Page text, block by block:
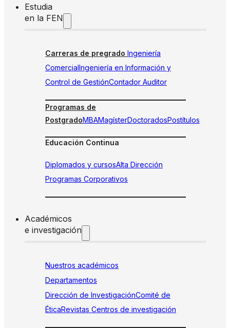
Estudia
en la FEN
Carreras de pregrado Ingeniería
ComercialIngeniería en Información y
Control de GestiónContador Auditor
Programas de
PostgradoMBAMagísterDoctoradosPostítulos
Educación Continua
Diplomados y cursosAlta Dirección
Programas Corporativos
Académicos
e investigación
Nuestros académicos
Departamentos
Dirección de InvestigaciónComité de
ÉticaRevistas Centros de investigación